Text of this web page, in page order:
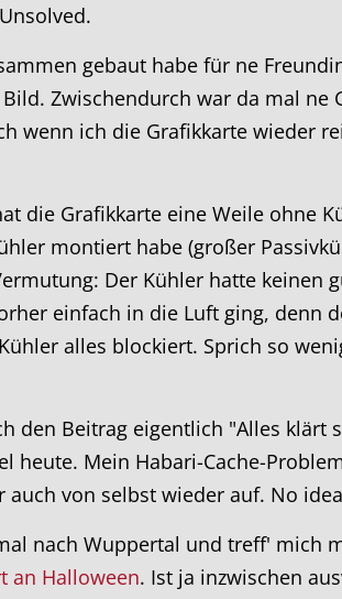
gebaut habe für ne
Zwischendurch war da mal
wenn ich die Grafikkarte wieder
die Grafikkarte eine Weile ohne
montiert habe (großer
Der Kühler hatte
einfach in die Luft ging, denn
alles blockiert. Sprich so
den Beitrag eigentlich "Alles klärt
heute. Mein Habari-Cache-
auch von selbst wieder auf. No
nach Wuppertal und treff' mich
an Halloween. Ist ja inzwischen